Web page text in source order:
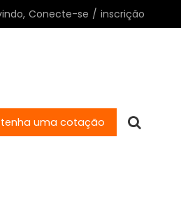
Conecte-se / inscrição
uma cotação